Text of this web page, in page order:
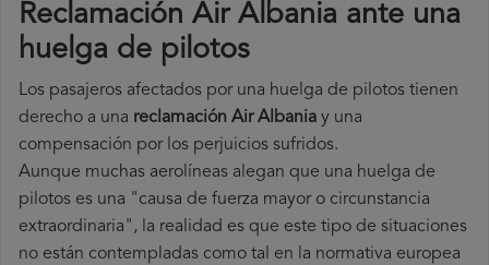
Reclamación Air Albania ante una
huelga de pilotos
Los pasajeros afectados por una huelga de pilotos tienen
derecho a una reclamación Air Albania y una
compensación por los perjuicios sufridos.
Aunque muchas aerolíneas alegan que una huelga de
pilotos es una "causa de fuerza mayor o circunstancia
extraordinaria", la realidad es que este tipo de situaciones
no están contempladas como tal en la normativa europea